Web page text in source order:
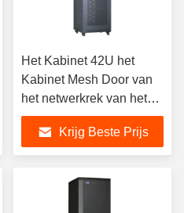
Het Kabinet 42U het
Kabinet Mesh Door van
het netwerkrek van het
19 Duimrek
Krijg Beste Prijs